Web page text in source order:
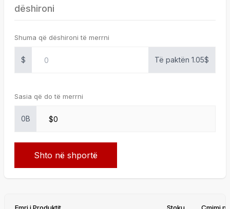
dëshironi
Shuma që dëshironi të merrni
$ Të paktën 1.05$
Sasia që do të merrni
0B
Shto në shportë